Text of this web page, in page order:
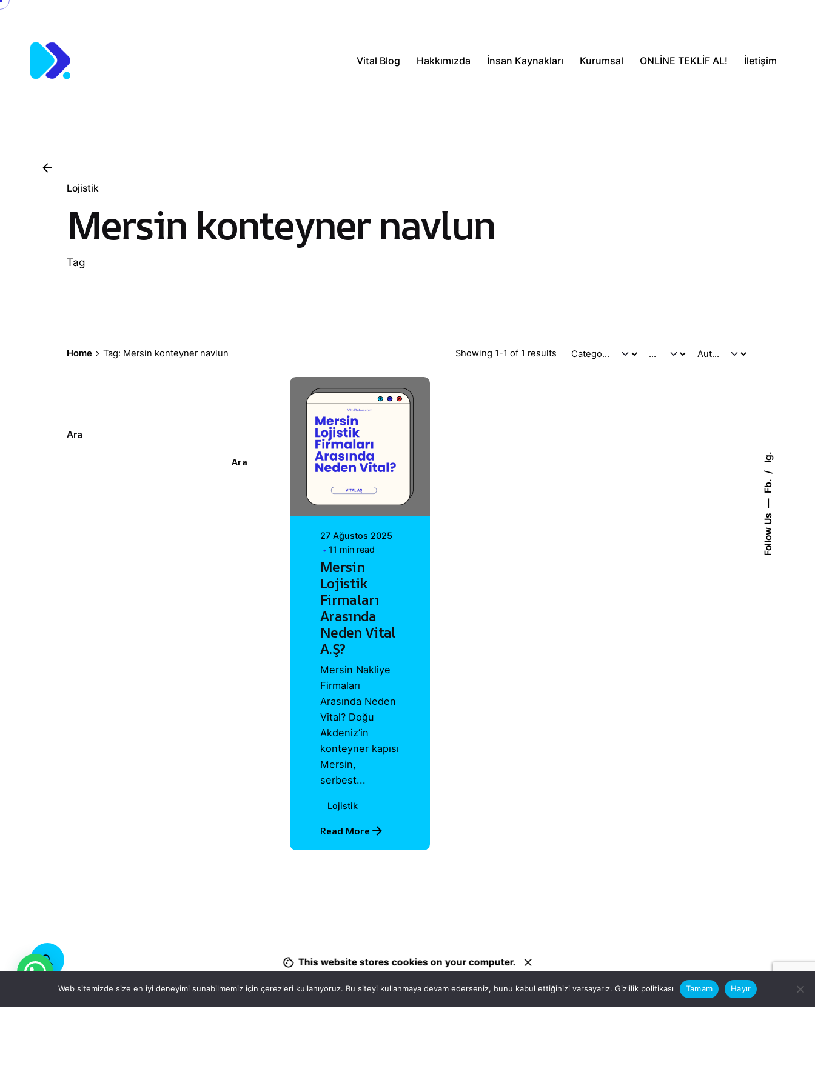
Follow Us
Fb.
Ig.
Skip
content
Vital Blog
Hakkımızda İnsan Kaynakları Kurumsal ONLİNE TEKLİF AL! İletişim
Lojistik
Mersin konteyner navlun
Tag
Home Tag: Mersin konteyner navlun Showing 1-1 of 1 results
Ara
Ara Posted by
Vital A.Ş.
Webmaster
27 Ağustos 2025
11 min read
Mersin
Lojistik
Firmaları
Arasında
Neden Vital
A.Ş?
Mersin Nakliye
Firmaları
Arasında Neden
Vital? Doğu
Akdeniz’in
konteyner kapısı
Mersin,
serbest...
Lojistik
Read More
This website stores cookies on your computer.
Web sitemizde size en iyi deneyimi sunabilmemiz için çerezleri kullanıyoruz. Bu siteyi kullanmaya devam ederseniz, bunu kabul ettiğinizi varsayarız. Gizlilik politikası Tamam Hayır